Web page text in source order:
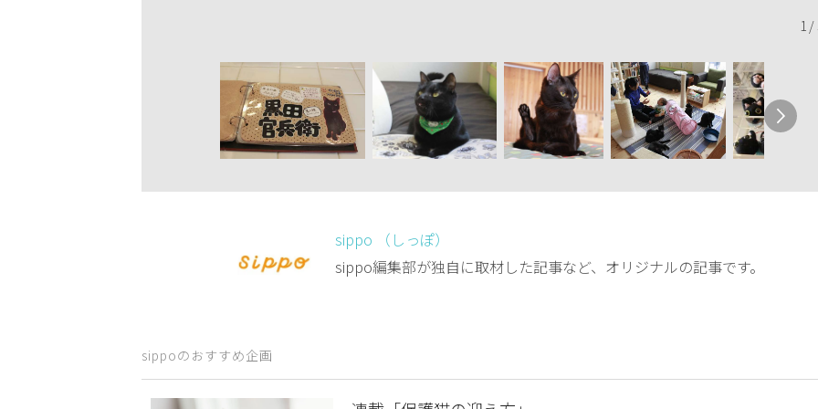
1 /
sippo （しっぽ）
sippo編集部が独自に取材した記事など、オリジナルの記事です。
sippoのおすすめ企画